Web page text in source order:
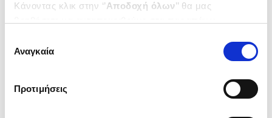
Κάνοντας κλικ στην ‘’Αποδοχή όλων’’ θα μας
ενδιαφέρουν και να επιλέξετε από τα παρακάτω με την
΄΄και να ενημερωθείτε σχετικά με
συγκατάθεσης
Αναγκαία
Προτιμήσεις